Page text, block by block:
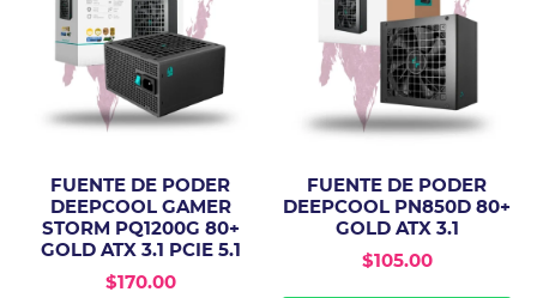
FUENTE DE PODER
DEEPCOOL GAMER
STORM PQ1200G 80+
GOLD ATX 3.1 PCIE 5.1
$170.00
FUENTE DE PODER
DEEPCOOL PN850D 80+
GOLD ATX 3.1
$105.00